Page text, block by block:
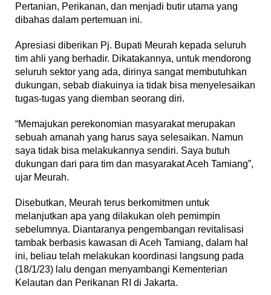
Pertanian, Perikanan, dan menjadi butir utama yang
dibahas dalam pertemuan ini.
Apresiasi diberikan Pj. Bupati Meurah kepada seluruh
tim ahli yang berhadir. Dikatakannya, untuk mendorong
seluruh sektor yang ada, dirinya sangat membutuhkan
dukungan, sebab diakuinya ia tidak bisa menyelesaikan
tugas-tugas yang diemban seorang diri.
“Memajukan perekonomian masyarakat merupakan
sebuah amanah yang harus saya selesaikan. Namun
saya tidak bisa melakukannya sendiri. Saya butuh
dukungan dari para tim dan masyarakat Aceh Tamiang”,
ujar Meurah.
Disebutkan, Meurah terus berkomitmen untuk
melanjutkan apa yang dilakukan oleh pemimpin
sebelumnya. Diantaranya pengembangan revitalisasi
tambak berbasis kawasan di Aceh Tamiang, dalam hal
ini, beliau telah melakukan koordinasi langsung pada
(18/1/23) lalu dengan menyambangi Kementerian
Kelautan dan Perikanan RI di Jakarta.